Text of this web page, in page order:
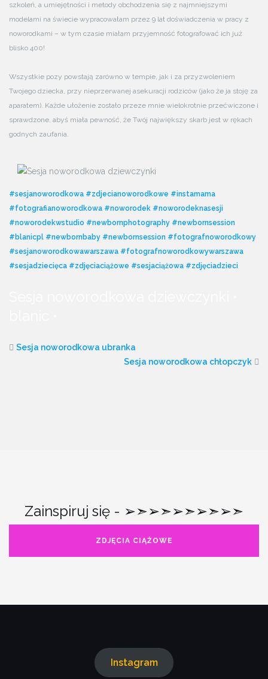
szkoleń, a umiejętności i metody obchodzenia się z najmniejszymi
modelami na świecie wypracowałam przez 9 lat doświadczenia w pracy z
noworodkami – w tym czasie miałam przyjemność fotografować ich już
blisko 400!
Wszystkie pozy powstają zarówno w tempie, jak i za przyzwoleniem
Twojego dziecka, przy nieprzerwanej asekuracji rodziców (jako że ja stoję za
aparatem). Każde ułożenie zostało przeze mnie wielokrotnie przećwiczone i
sprawdzone, abyś miała pewność, że Twój największy skarb jest w rękach
godnych zaufania.
#sesjanoworodkowa #zdjecianoworodkowe #instamama
#fotografianoworodkowa #noworodek #noworodeknasesji
#noworodekwstudio #newbornphotography #newbornsession
#blanicpl #newbornbaby #newbornsession #fotografnoworodkowy
#sesjanoworodkowawarszawa #fotografnoworodkowywarszawa
#sesjadziecięca #zdjęciaciążowe #sesjaciążowa #zdjęciadzieci
Sesja noworodkowa ubranka
Sesja noworodkowa chłopczyk
Zainspiruj się - ➢➣➢➣➢➣➢➣➢➣
ZDJĘCIA CIĄŻOWE
Instagram